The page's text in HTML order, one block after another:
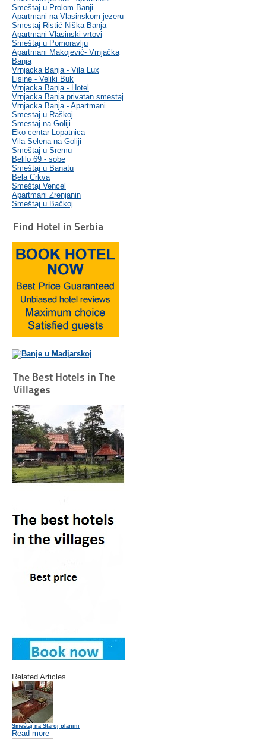
Smeštaj u Prolom Banji
Apartmani na Vlasinskom jezeru
Smestaj Ristić Niška Banja
Apartmani Vlasinski vrtovi
Smeštaj u Pomoravlju
Apartmani Makojević- Vrnjačka
Banja
Vrnjacka Banja - Vila Lux
Lisine - Veliki Buk
Vrnjacka Banja - Hotel
Vrnjacka Banja privatan smestaj
Vrnjacka Banja - Apartmani
Smestaj u Raškoj
Smestaj na Goliji
Eko centar Lopatnica
Vila Selena na Goliji
Smeštaj u Sremu
Belilo 69 - sobe
Smeštaj u Banatu
Bela Crkva
Smeštaj Vencel
Apartmani Zrenjanin
Smeštaj u Bačkoj
Find Hotel in Serbia
The Best Hotels in The
Villages
Related Articles
Smeštaj na Staroj planini
Read more